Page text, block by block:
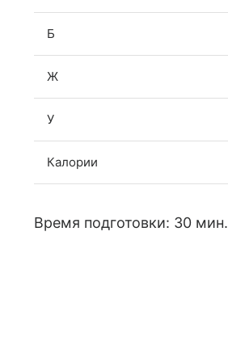
Б
Ж
У
Калории
Время подготовки: 30 мин.